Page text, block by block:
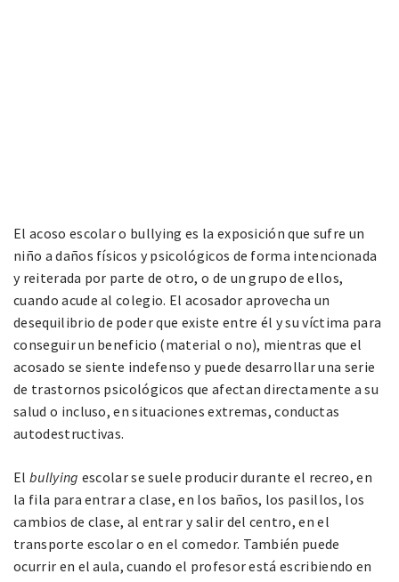
El acoso escolar o bullying es la exposición que sufre un
niño a daños físicos y psicológicos de forma intencionada
y reiterada por parte de otro, o de un grupo de ellos,
cuando acude al colegio. El acosador aprovecha un
desequilibrio de poder que existe entre él y su víctima para
conseguir un beneficio (material o no), mientras que el
acosado se siente indefenso y puede desarrollar una serie
de trastornos psicológicos que afectan directamente a su
salud o incluso, en situaciones extremas, conductas
autodestructivas.
El bullying escolar se suele producir durante el recreo, en
la fila para entrar a clase, en los baños, los pasillos, los
cambios de clase, al entrar y salir del centro, en el
transporte escolar o en el comedor. También puede
ocurrir en el aula, cuando el profesor está escribiendo en